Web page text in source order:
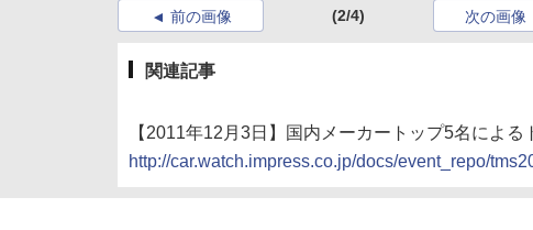
前の画像 (2/4) 次の画像
関連記事
【2011年12月3日】国内メーカートップ5名によ
http://car.watch.impress.co.jp/docs/event_repo/